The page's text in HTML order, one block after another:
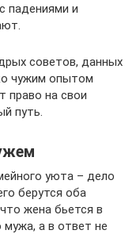
падениями и
советов, данных
чужим опытом
право на свои
путь.
уюта – дело
берутся оба
жена бьется в
мужа, а в ответ не